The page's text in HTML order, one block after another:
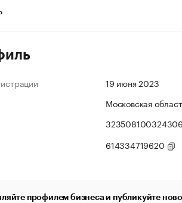
19 июня 2023
Московская
323508100324306
614334719620
профилем бизнеса и публикуйте